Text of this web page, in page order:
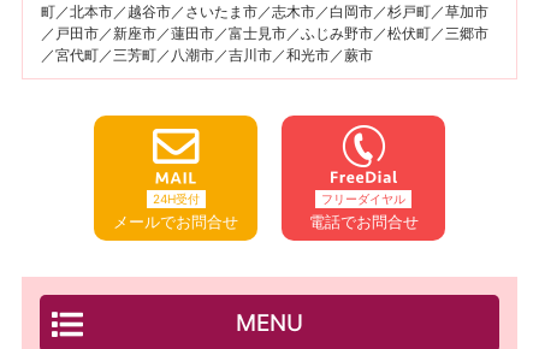
町／北本市／越谷市／さいたま市／志木市／白岡市／杉戸町／草加市
／戸田市／新座市／蓮田市／富士見市／ふじみ野市／松伏町／三郷市
／宮代町／三芳町／八潮市／吉川市／和光市／蕨市
24H受付
メールでお問合せ
フリーダイヤル
電話でお問合せ
MENU